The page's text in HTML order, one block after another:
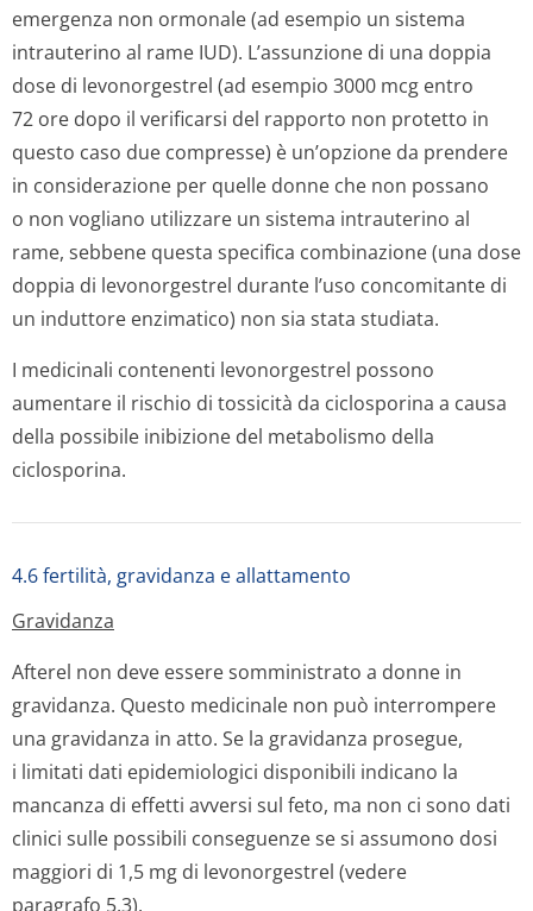
emergenza non ormonale (ad esempio un sistema
intrauterino al rame IUD). L’assunzione di una doppia
dose di levonorgestrel (ad esempio 3000 mcg entro
72 ore dopo il verificarsi del rapporto non protetto in
questo caso due compresse) è un’opzione da prendere
in considerazione per quelle donne che non possano
o non vogliano utilizzare un sistema intrauterino al
rame, sebbene questa specifica combinazione (una dose
doppia di levonorgestrel durante l’uso concomitante di
un induttore enzimatico) non sia stata studiata.
I medicinali contenenti levonorgestrel possono
aumentare il rischio di tossicità da ciclosporina a causa
della possibile inibizione del metabolismo della
ciclosporina.
4.6 fertilità, gravidanza e allattamento
Gravidanza
Afterel non deve essere somministrato a donne in
gravidanza. Questo medicinale non può interrompere
una gravidanza in atto. Se la gravidanza prosegue,
i limitati dati epidemiologici disponibili indicano la
mancanza di effetti avversi sul feto, ma non ci sono dati
clinici sulle possibili conseguenze se si assumono dosi
maggiori di 1,5 mg di levonorgestrel (vedere
paragrafo 5.3).